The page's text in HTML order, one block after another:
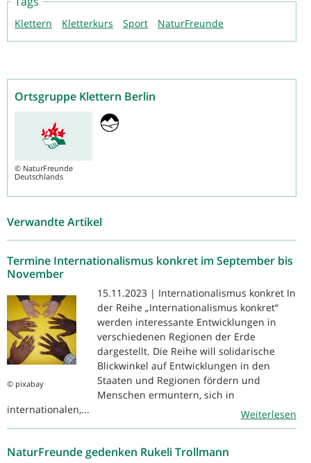
Klettern Kletterkurs Sport NaturFreunde
Ortsgruppe Klettern Berlin
© NaturFreunde
Deutschlands
Verwandte Artikel
Termine Internationalismus konkret im September bis
November
© pixabay
15.11.2023 | Internationalismus konkret In
der Reihe „Internationalismus konkret“
werden interessante Entwicklungen in
verschiedenen Regionen der Erde
dargestellt. Die Reihe will solidarische
Blickwinkel auf Entwicklungen in den
Staaten und Regionen fördern und
Menschen ermuntern, sich in
internationalen,...
Weiterlesen
NaturFreunde gedenken Rukeli Trollmann